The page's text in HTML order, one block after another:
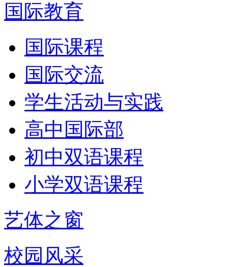
国际教育
国际课程
国际交流
学生活动与实践
高中国际部
初中双语课程
小学双语课程
艺体之窗
校园风采